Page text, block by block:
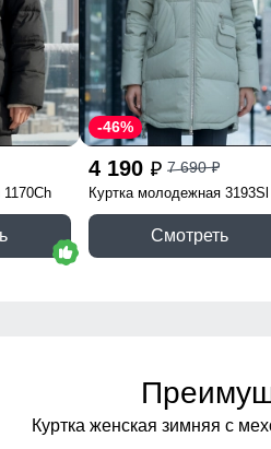
4 190 p 7 690p
-46%
Куртка молодежная 3193Sl
Смотреть
Куртка женская зимняя с